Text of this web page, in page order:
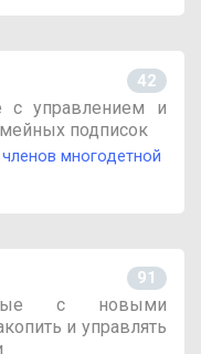
42
с управлением и
подписок
многодетной
91
с новыми
и управлять